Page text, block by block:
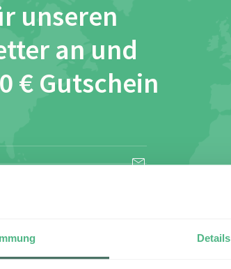
Details
unseren
an und
€ Gutschein